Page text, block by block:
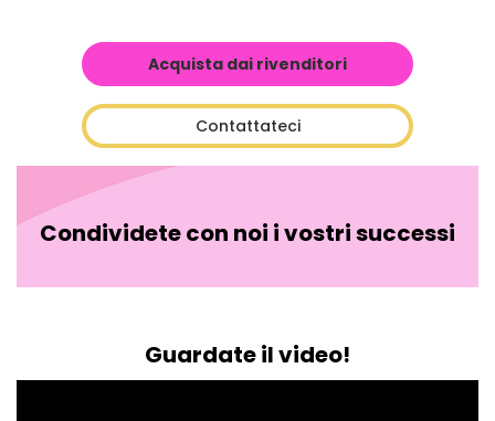
Acquista dai rivenditori
Contattateci
Condividete con noi i vostri successi
Guardate il video!